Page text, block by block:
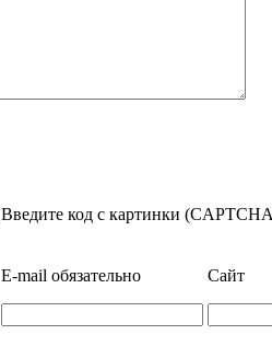
Введите код с картинки
E-mail обязательно Сайт